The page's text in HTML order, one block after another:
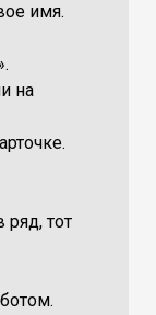
имя.
на
ряд, тот